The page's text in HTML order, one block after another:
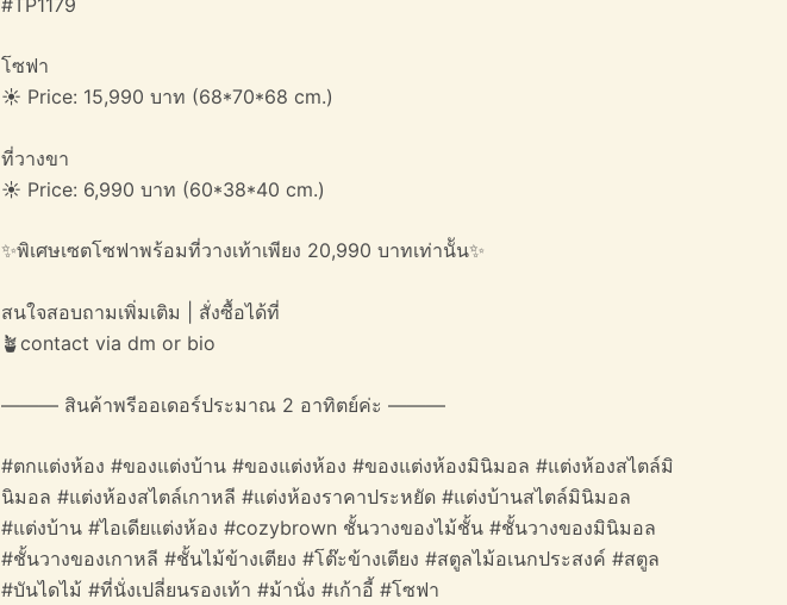
โซฟา
☀️ Price: 15,990 บาท (68*70*68 cm.)
ที่วางขา
☀️ Price: 6,990 บาท (60*38*40 cm.)
✨พิเศษเซตโซฟาพร้อมที่วางเท้าเพียง 20,990 บาทเท่านััน✨
สนใจสอบถามเพิ่มเติม | สั่งซื้อได้ที่
🪴contact via dm or bio
——— สินค้าพรีออเดอร์ประมาณ 2 อาทิตย์ค่ะ ———
#ตกแต่งห้อง #ของแต่งบ้าน #ของแต่งห้อง #ของแต่งห้องมินิมอล #แต่งห้องสไตล์มิ
นิมอล #แต่งห้องสไตล์เกาหลี #แต่งห้องราคาประหยัด #แต่งบ้านสไตล์มินิมอล
#แต่งบ้าน #ไอเดียแต่งห้อง #cozybrown ชั้นวางของไม้ชั้น #ชั้นวางของมินิมอล
#ชั้นวางของเกาหลี #ชั้นไม้ข้างเตียง #โต๊ะข้างเตียง #สตูลไม้อเนกประสงค์ #สตูล
#บันไดไม้ #ที่นั่งเปลี่ยนรองเท้า #ม้านั่ง #เก้าอี้ #โซฟา